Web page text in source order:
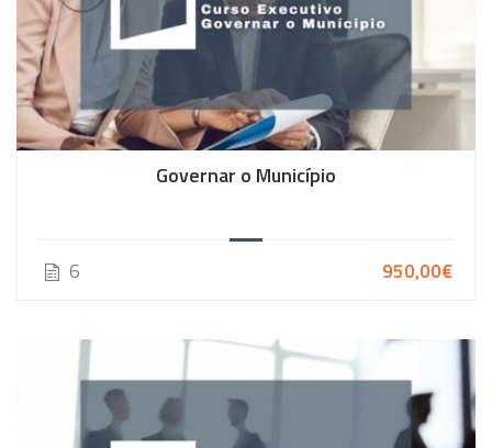
Governar o Município
6 950,00€